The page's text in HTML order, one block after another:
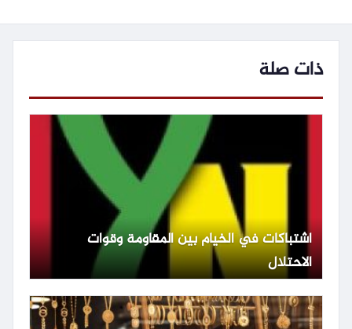
ذات صلة
اشتباكات في الخيام بين المقاومة وقوات
الاحتلال